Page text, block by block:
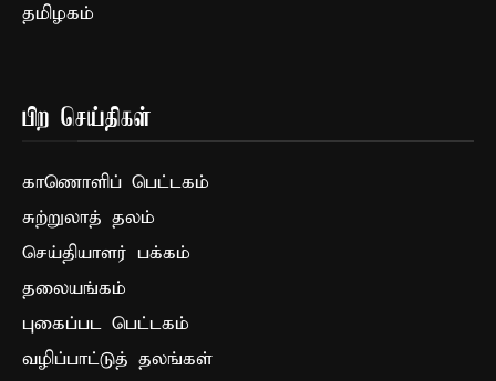
தமிழகம்
பிற செய்திகள்
காணொளிப் பெட்டகம்
சுற்றுலாத் தலம்
செய்தியாளர் பக்கம்
தலையங்கம்
புகைப்பட பெட்டகம்
வழிப்பாட்டுத் தலங்கள்